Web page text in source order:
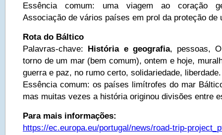
Essência comum: uma viagem ao coração
Associação de vários países em prol da proteção de
Rota do Báltico
Palavras-chave: História e geografia, pessoas,
torno de um mar (bem comum), ontem e hoje,
guerra e paz, no rumo certo, solidariedade, liberdade.
Essência comum: os países limítrofes do mar
mas muitas vezes a história originou divisões entre
Para mais informações:
https://ec.europa.eu/portugal/news/road-trip-